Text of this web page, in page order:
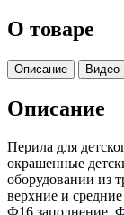
О товаре
Описание Видео
Описание
Перила для
окрашенные
оборудовании из
верхние и
Ф16 заполнение,